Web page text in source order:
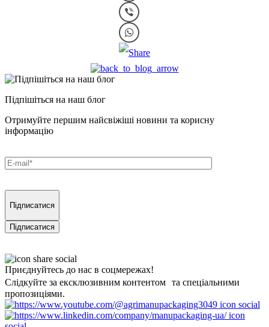
Telegram
Viber
WhatsApp
Підпішіться на наш блог
Отримуйте першим найсвіжіші новини та корисну
інформацію
Підписатися
Приєднуйтесь до нас в соцмережах!
Слідкуйте за ексклюзивним контентом та спеціальними
пропозиціями.